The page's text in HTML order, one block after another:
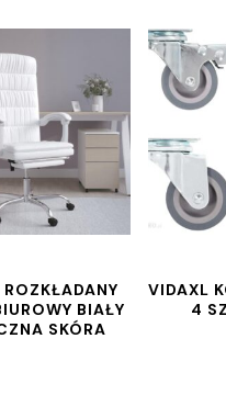
BIAŁY
SKÓRA
VIDAXL
4